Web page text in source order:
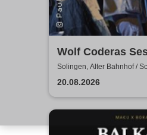
Wolf Coderas
Possible
Solingen, Alter Bahnhof /
20.08.2026